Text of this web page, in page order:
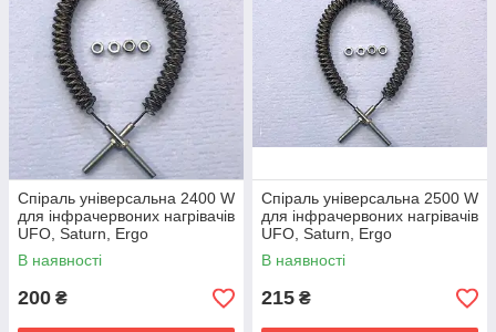
Спіраль універсальна 2400 W
для інфрачервоних нагрівачів
UFO, Saturn, Ergo
В наявності
200 ₴
Спіраль універсальна 2500 W
для інфрачервоних нагрівачів
UFO, Saturn, Ergo
В наявності
215 ₴